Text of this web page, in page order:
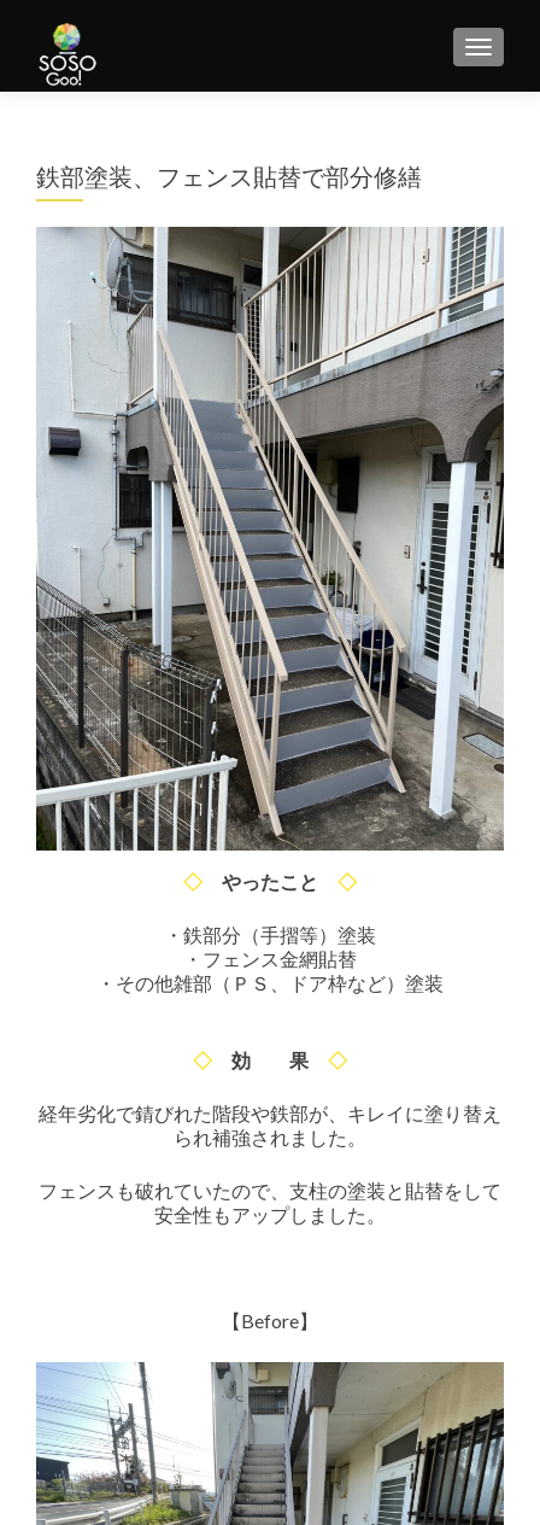
MENU
鉄部塗装、フェンス貼替で部分修繕
◇ やったこと ◇
・鉄部分（手摺等）塗装
・フェンス金網貼替
・その他雑部（ＰＳ、ドア枠など）塗装
◇ 効 果 ◇
経年劣化で錆びれた階段や鉄部が、キレイに塗り替え
られ補強されました。
フェンスも破れていたので、支柱の塗装と貼替をして
安全性もアップしました。
【Before】